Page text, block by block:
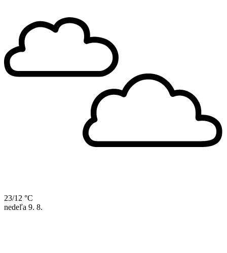
23/12 °C
nedeľa 9. 8.